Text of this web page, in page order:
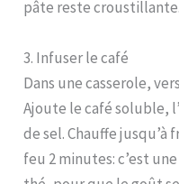
pâte reste croustillante.
3. Infuser le café
Dans une casserole,
Ajoute le café soluble,
de sel. Chauffe
feu 2 minutes: c’est